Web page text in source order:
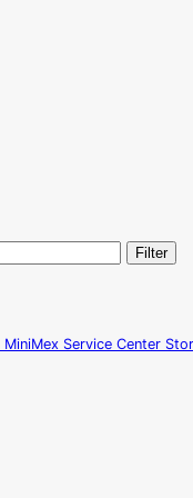
Filter
MiniMex Service Center